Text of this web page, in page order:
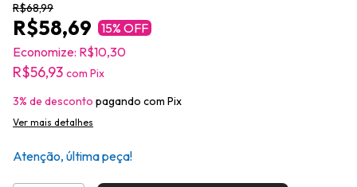
R$68,99
R$58,69 15% OFF
Economize: R$10,30
R$56,93 com Pix
3% de desconto pagando com Pix
Ver mais detalhes
Atenção, última peça!